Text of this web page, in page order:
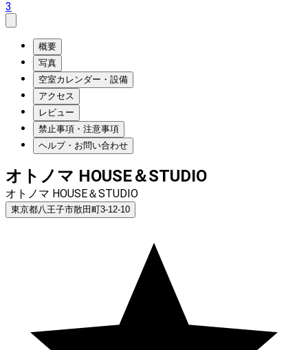
3
概要
写真
空室カレンダー・設備
アクセス
レビュー
禁止事項・注意事項
ヘルプ・お問い合わせ
オトノマ HOUSE＆STUDIO
オトノマ HOUSE＆STUDIO
東京都八王子市散田町3-12-10